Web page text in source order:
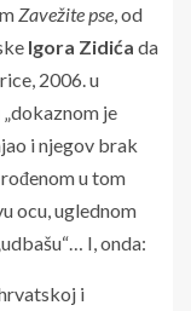
Zavežite pse, od
Igora Zidića da
2006. u
„dokaznom je
i njegov brak
u tom
ocu, uglednom
I, onda:
i